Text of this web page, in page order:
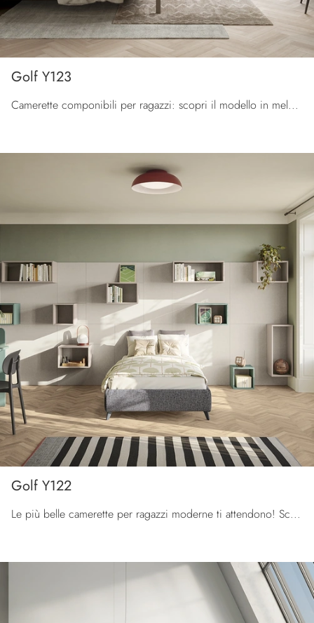
Golf Y123
Camerette componibili per ragazzi: scopri il modello in melaminico Golf Y123 di Colombini Casa per stanzette moderne.
Golf Y122
Le più belle camerette per ragazzi moderne ti attendono! Scopri il modello Golf Y122 di Colombini Casa.